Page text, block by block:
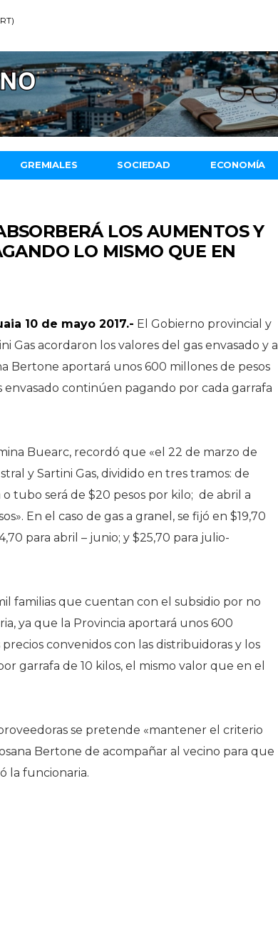
GREMIALES SOCIEDAD ECONOMÍA
LOS AUMENTOS Y
LO MISMO QUE EN
10 de mayo 2017.- El Gobierno provincial y
Gas acordaron los valores del gas envasado y a
Bertone aportará unos 600 millones de pesos
envasado continúen pagando por cada garrafa
Buearc, recordó que «el 22 de marzo de
y Sartini Gas, dividido en tres tramos: de
tubo será de $20 pesos por kilo; de abril a
En el caso de gas a granel, se fijó en $19,70
para abril – junio; y $25,70 para julio-
familias que cuentan con el subsidio por no
ya que la Provincia aportará unos 600
convenidos con las distribuidoras y los
garrafa de 10 kilos, el mismo valor que en el
se pretende «mantener el criterio
Bertone de acompañar al vecino para que
la funcionaria.